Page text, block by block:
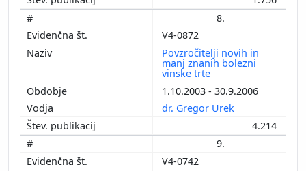
8.
V4-0872
Povzročitelji novih in
manj znanih bolezni
vinske trte
1.10.2003 - 30.9.2006
dr. Gregor Urek
4.214
9.
V4-0742